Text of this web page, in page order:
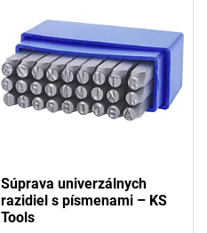
Súprava univerzálnych
razidiel s písmenami – KS
Tools